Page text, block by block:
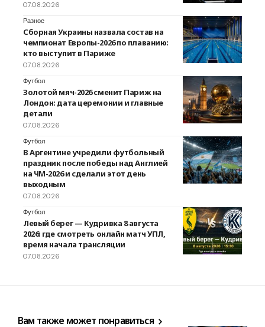
07.08.2026
Разное
Сборная Украины назвала состав на
чемпионат Европы-2026 по плаванию:
кто выступит в Париже
07.08.2026
Футбол
Золотой мяч-2026 сменит Париж на
Лондон: дата церемонии и главные
детали
07.08.2026
Футбол
В Аргентине учредили футбольный
праздник после победы над Англией
на ЧМ-2026 и сделали этот день
выходным
07.08.2026
Футбол
Левый берег — Кудривка 8 августа
2026: где смотреть онлайн матч УПЛ,
время начала трансляции
07.08.2026
Вам также может понравиться